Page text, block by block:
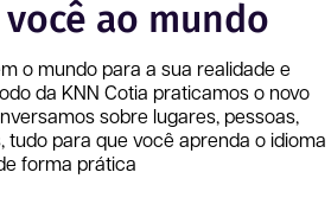
ao mundo
o mundo para a sua realidade e
da KNN Cotia praticamos o novo
sobre lugares, pessoas,
tudo para que você aprenda o idioma
forma prática